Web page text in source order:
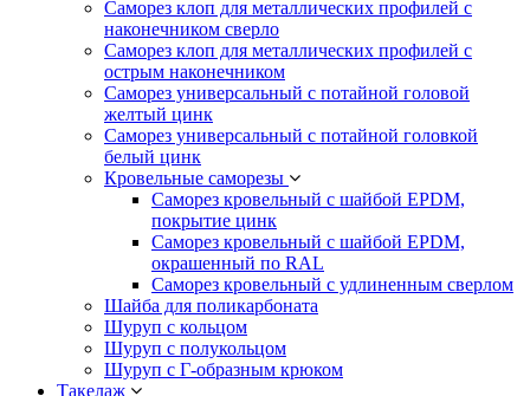
Саморез клоп для металлических профилей с
наконечником сверло
Саморез клоп для металлических профилей с
острым наконечником
Саморез универсальный с потайной головой
желтый цинк
Саморез универсальный с потайной головкой
белый цинк
Кровельные саморезы
Саморез кровельный с шайбой EPDM,
покрытие цинк
Саморез кровельный с шайбой EPDM,
окрашенный по RAL
Саморез кровельный с удлиненным сверлом
Шайба для поликарбоната
Шуруп с кольцом
Шуруп с полукольцом
Шуруп с Г-образным крюком
Такелаж